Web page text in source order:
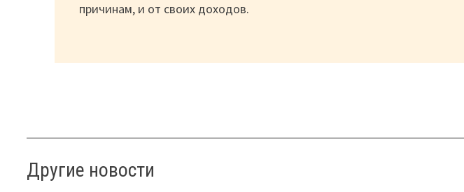
причинам, и от своих доходов.
Другие новости